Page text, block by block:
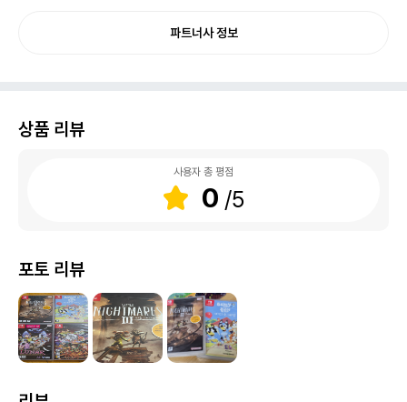
파트너사 정보
상품 리뷰
사용자 총 평점
0
포토 리뷰